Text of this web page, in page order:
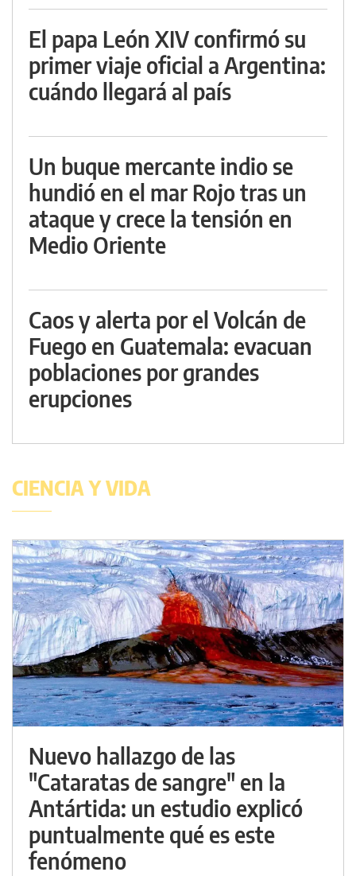
El papa León XIV confirmó su
primer viaje oficial a Argentina:
cuándo llegará al país
Un buque mercante indio se
hundió en el mar Rojo tras un
ataque y crece la tensión en
Medio Oriente
Caos y alerta por el Volcán de
Fuego en Guatemala: evacuan
poblaciones por grandes
erupciones
CIENCIA Y VIDA
Nuevo hallazgo de las
"Cataratas de sangre" en la
Antártida: un estudio explicó
puntualmente qué es este
fenómeno